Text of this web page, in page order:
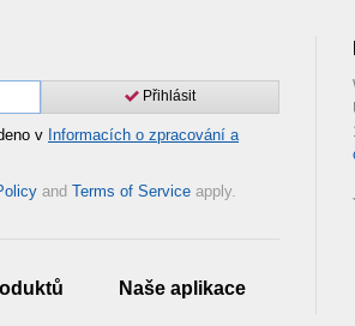
Přihlásit
v Informacích o zpracování a
and Terms of Service apply.
Naše aplikace